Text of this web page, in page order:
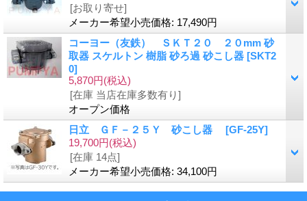
[お取り寄せ]
メーカー希望小売価格: 17,490円
コーヨー（友鉄） ＳＫＴ２０ ２０mm 砂
取器 スケルトン 樹脂 砂ろ過 砂こし器 [SKT2
0]
5,870円(税込)
[在庫 当店在庫多数有り]
オープン価格
日立 ＧＦ－２５Ｙ 砂こし器 [GF-25Y]
19,700円(税込)
[在庫 14点]
メーカー希望小売価格: 34,100円